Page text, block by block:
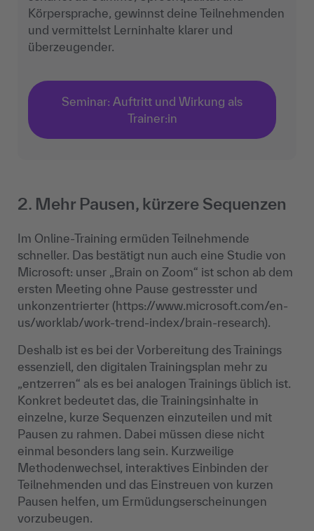
Körpersprache, gewinnst deine Teilnehmenden
und vermittelst Lerninhalte klarer und
überzeugender.
Seminar: Auftritt und Wirkung als
Trainer:in
2. Mehr Pausen, kürzere Sequenzen
Im Online-Training ermüden Teilnehmende
schneller. Das bestätigt nun auch eine Studie von
Microsoft: unser „Brain on Zoom“ ist schon ab dem
ersten Meeting ohne Pause gestresster und
unkonzentrierter (https://www.microsoft.com/en-
us/worklab/work-trend-index/brain-research).
Deshalb ist es bei der Vorbereitung des Trainings
essenziell, den digitalen Trainingsplan mehr zu
„entzerren“ als es bei analogen Trainings üblich ist.
Konkret bedeutet das, die Trainingsinhalte in
einzelne, kurze Sequenzen einzuteilen und mit
Pausen zu rahmen. Dabei müssen diese nicht
einmal besonders lang sein. Kurzweilige
Methodenwechsel, interaktives Einbinden der
Teilnehmenden und das Einstreuen von kurzen
Pausen helfen, um Ermüdungserscheinungen
vorzubeugen.